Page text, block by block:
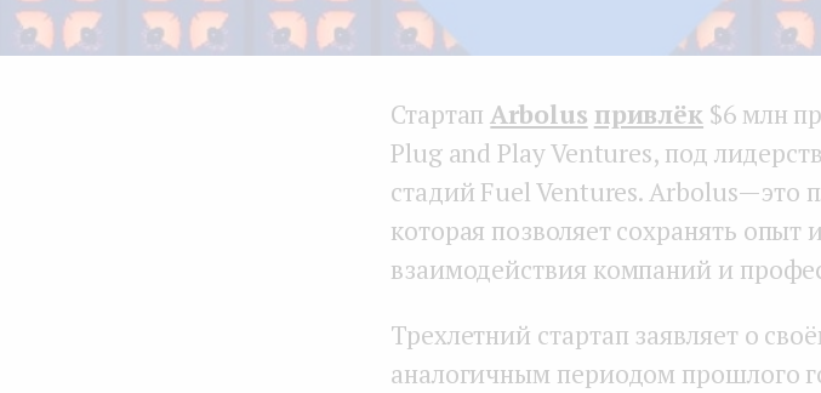
Стартап Arbolus привлёк $6 млн
Plug and Play Ventures, под
стадий Fuel Ventures. Arbolus — это
которая позволяет сохранять опыт
взаимодействия компаний и
Трехлетний стартап заявляет о
аналогичным периодом прошлого